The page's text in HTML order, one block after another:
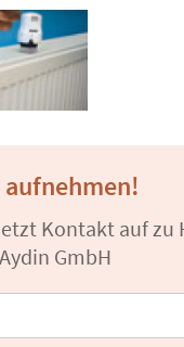
Kontakt auf zu
GmbH